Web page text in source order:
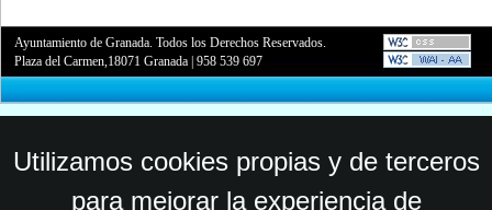
Ayuntamiento de Granada. Todos los Derechos Reservados.
Plaza del Carmen,18071 Granada |958 539 697
Utilizamos cookies propias y de terceros
para mejorar la experiencia de